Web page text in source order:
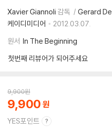
Xavier Giannoli 감독 Gerard
케이디미디어
2012.03.07.
원서 In The Beginning
첫번째 리뷰어가 되어주세요
9,900원
9,900
YES포인트